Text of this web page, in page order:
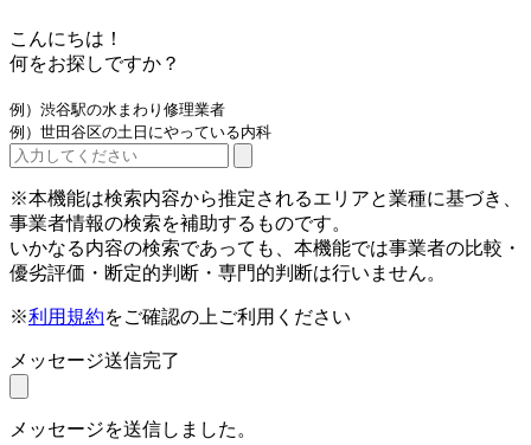
こんにちは！
何をお探しですか？
例）渋谷駅の水まわり修理業者
例）世田谷区の土日にやっている内科
※本機能は検索内容から推定されるエリアと業種に基づき、
事業者情報の検索を補助するものです。
いかなる内容の検索であっても、本機能では事業者の比較・
優劣評価・断定的判断・専門的判断は行いません。
※利用規約をご確認の上ご利用ください
メッセージ送信完了
メッセージを送信しました。